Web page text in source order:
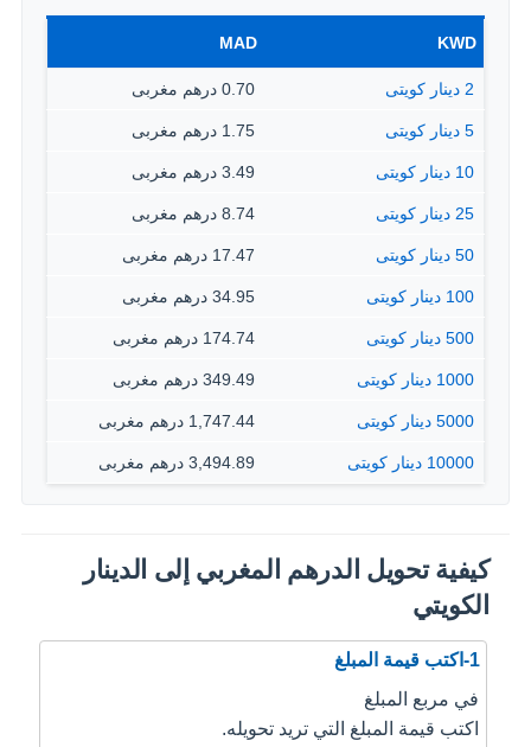
KWD
MAD
2 دينار كويتى 0.70 درهم مغربى
5 دينار كويتى 1.75 درهم مغربى
10 دينار كويتى 3.49 درهم مغربى
25 دينار كويتى 8.74 درهم مغربى
50 دينار كويتى 17.47 درهم مغربى
100 دينار كويتى 34.95 درهم مغربى
500 دينار كويتى 174.74 درهم مغربى
1000 دينار كويتى 349.49 درهم مغربى
5000 دينار كويتى 1,747.44 درهم مغربى
10000 دينار كويتى 3,494.89 درهم مغربى
كيفية تحويل الدرهم المغربي إلى الدينار
الكويتي
1-اكتب قيمة المبلغ
في مربع المبلغ
اكتب قيمة المبلغ التي تريد تحويله.